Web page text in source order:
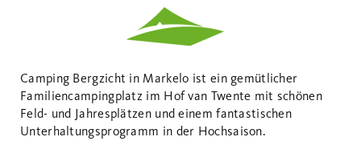
Camping Bergzicht in Markelo ist ein gemütlicher
Familiencampingplatz im Hof ​​van Twente mit schönen
Feld- und Jahresplätzen und einem fantastischen
Unterhaltungsprogramm in der Hochsaison.